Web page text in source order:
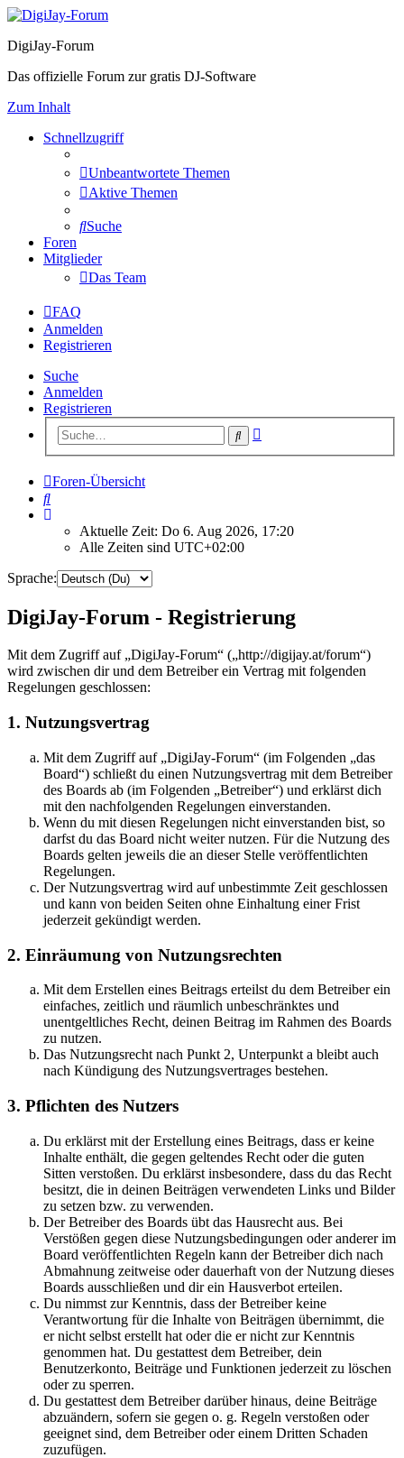
DigiJay-Forum
Das offizielle Forum zur gratis DJ-Software
Zum Inhalt
Schnellzugriff
Unbeantwortete Themen
Aktive Themen
Suche
Foren
Mitglieder
Das Team
FAQ
Anmelden
Registrieren
Suche
Anmelden
Registrieren
Suche
Foren-Übersicht
Suche
Aktuelle Zeit: Do 6. Aug 2026, 17:20
Alle Zeiten sind UTC+02:00
Sprache:
DigiJay-Forum - Registrierung
Mit dem Zugriff auf „DigiJay-Forum“ („http://digijay.at/forum“)
wird zwischen dir und dem Betreiber ein Vertrag mit folgenden
Regelungen geschlossen:
1. Nutzungsvertrag
Mit dem Zugriff auf „DigiJay-Forum“ (im Folgenden „das
Board“) schließt du einen Nutzungsvertrag mit dem Betreiber
des Boards ab (im Folgenden „Betreiber“) und erklärst dich
mit den nachfolgenden Regelungen einverstanden.
Wenn du mit diesen Regelungen nicht einverstanden bist, so
darfst du das Board nicht weiter nutzen. Für die Nutzung des
Boards gelten jeweils die an dieser Stelle veröffentlichten
Regelungen.
Der Nutzungsvertrag wird auf unbestimmte Zeit geschlossen
und kann von beiden Seiten ohne Einhaltung einer Frist
jederzeit gekündigt werden.
2. Einräumung von Nutzungsrechten
Mit dem Erstellen eines Beitrags erteilst du dem Betreiber ein
einfaches, zeitlich und räumlich unbeschränktes und
unentgeltliches Recht, deinen Beitrag im Rahmen des Boards
zu nutzen.
Das Nutzungsrecht nach Punkt 2, Unterpunkt a bleibt auch
nach Kündigung des Nutzungsvertrages bestehen.
3. Pflichten des Nutzers
Du erklärst mit der Erstellung eines Beitrags, dass er keine
Inhalte enthält, die gegen geltendes Recht oder die guten
Sitten verstoßen. Du erklärst insbesondere, dass du das Recht
besitzt, die in deinen Beiträgen verwendeten Links und Bilder
zu setzen bzw. zu verwenden.
Der Betreiber des Boards übt das Hausrecht aus. Bei
Verstößen gegen diese Nutzungsbedingungen oder anderer im
Board veröffentlichten Regeln kann der Betreiber dich nach
Abmahnung zeitweise oder dauerhaft von der Nutzung dieses
Boards ausschließen und dir ein Hausverbot erteilen.
Du nimmst zur Kenntnis, dass der Betreiber keine
Verantwortung für die Inhalte von Beiträgen übernimmt, die
er nicht selbst erstellt hat oder die er nicht zur Kenntnis
genommen hat. Du gestattest dem Betreiber, dein
Benutzerkonto, Beiträge und Funktionen jederzeit zu löschen
oder zu sperren.
Du gestattest dem Betreiber darüber hinaus, deine Beiträge
abzuändern, sofern sie gegen o. g. Regeln verstoßen oder
geeignet sind, dem Betreiber oder einem Dritten Schaden
zuzufügen.